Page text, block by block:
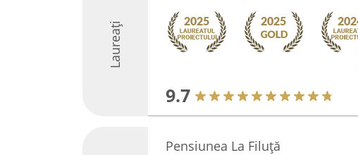
Laureați
9.7
Pensiunea La Filuță